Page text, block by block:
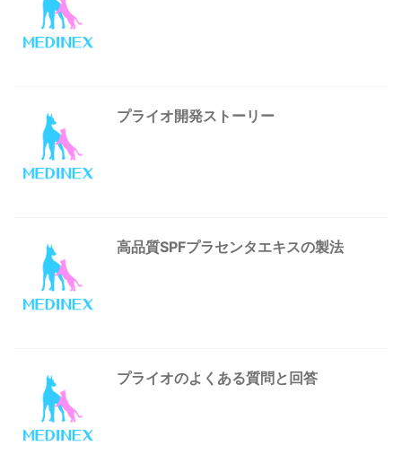
プライオ開発ストーリー
高品質SPFプラセンタエキスの製法
プライオのよくある質問と回答